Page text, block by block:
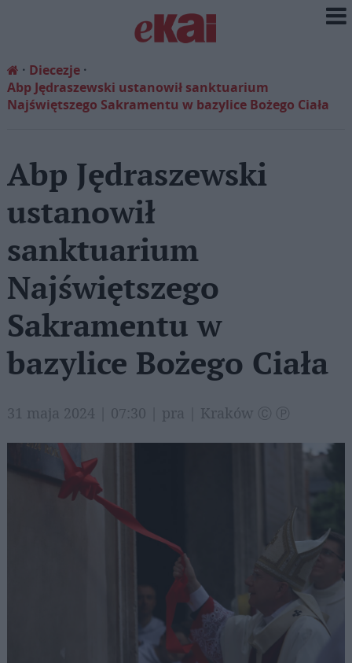
Diecezje
Abp Jędraszewski ustanowił sanktuarium
Najświętszego Sakramentu w bazylice Bożego Ciała
Abp Jędraszewski
ustanowił
sanktuarium
Najświętszego
Sakramentu w
bazylice Bożego Ciała
31 maja 2024 | 07:30 | pra | Kraków Ⓒ Ⓟ